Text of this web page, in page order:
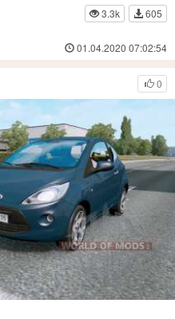
3.3k
605
01.04.2020 07:02:54
0